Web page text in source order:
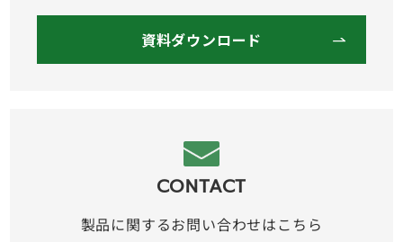
資料ダウンロード
CONTACT
製品に関するお問い合わせはこちら